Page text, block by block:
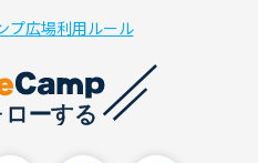
プ広場利用ルール